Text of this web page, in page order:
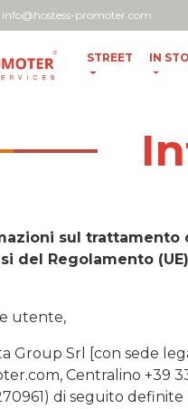
info@hostess-promoter.com
STREET IN
sul trattamento
del Regolamento
utente,
Group Srl [con sede
Centralino +39
di seguito